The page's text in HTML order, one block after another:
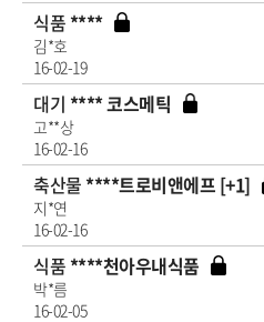
식품 ****
김*호
16-02-19
대기 **** 코스메틱
고**상
16-02-16
축산물 ****트로비앤에프 [+1]
지*연
16-02-16
식품 ****천아우내식품
박*름
16-02-05